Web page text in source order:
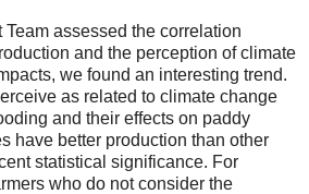
assessed the correlation
and the perception of climate
we found an interesting trend.
as related to climate change
and their effects on paddy
have better production than other
statistical significance. For
who do not consider the